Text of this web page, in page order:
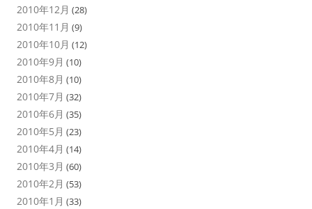
2010年12月 (28)
2010年11月 (9)
2010年10月 (12)
2010年9月 (10)
2010年8月 (10)
2010年7月 (32)
2010年6月 (35)
2010年5月 (23)
2010年4月 (14)
2010年3月 (60)
2010年2月 (53)
2010年1月 (33)